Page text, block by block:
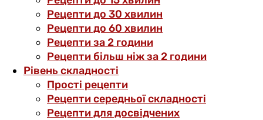
Рецепти до 30 хвилин
Рецепти до 60 хвилин
Рецепти за 2 години
Рецепти більш ніж за 2 години
Рівень складності
Прості рецепти
Рецепти середньої складності
Рецепти для досвідчених